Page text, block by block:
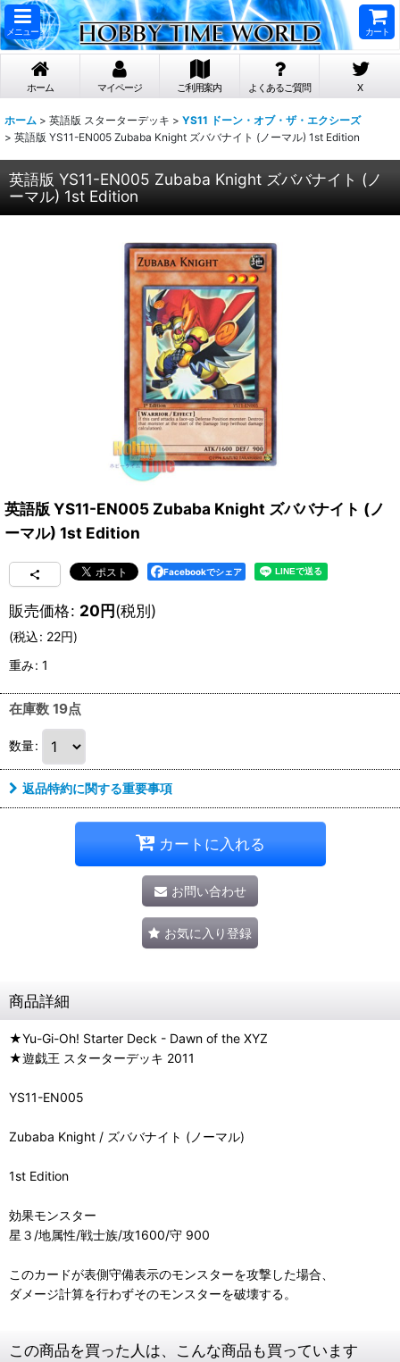
メニュー カート
ホーム マイページ ご利用案内 よくあるご質問 X
ホーム > 英語版 スターターデッキ > YS11 ドーン・オブ・ザ・エクシーズ
> 英語版 YS11-EN005 Zubaba Knight ズババナイト (ノーマル) 1st Edition
英語版 YS11-EN005 Zubaba Knight ズババナイト (ノ
ーマル) 1st Edition
英語版 YS11-EN005 Zubaba Knight ズババナイト (ノ
ーマル) 1st Edition
Facebookでシェア
販売価格: 20円(税別)
(税込: 22円)
重み: 1
在庫数 19点
数量:
返品特約に関する重要事項
カートに入れる
お問い合わせ
お気に入り登録
商品詳細
★Yu-Gi-Oh! Starter Deck - Dawn of the XYZ
★遊戯王 スターターデッキ 2011
YS11-EN005
Zubaba Knight / ズババナイト (ノーマル)
1st Edition
効果モンスター
星３/地属性/戦士族/攻1600/守 900
このカードが表側守備表示のモンスターを攻撃した場合、
ダメージ計算を行わずそのモンスターを破壊する。
この商品を買った人は、こんな商品も買っています